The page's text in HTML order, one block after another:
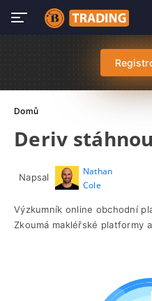
Domů
Deriv
Napsal
Nathan
Cole
Výzkumník online obchodní
Zkoumá makléřské platformy